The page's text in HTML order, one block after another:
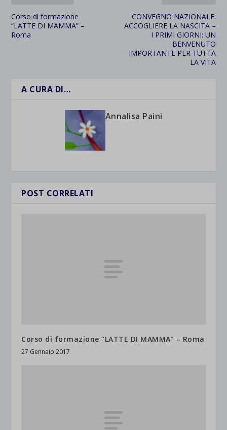
Corso di formazione
“LATTE DI MAMMA” –
Roma
CONVEGNO NAZIONALE:
ACCOGLIERE LA NASCITA –
I PRIMI GIORNI: UN
BENVENUTO
IMPORTANTE PER TUTTA
LA VITA
A CURA DI…
Annalisa Paini
POST CORRELATI
Corso di formazione “LATTE DI MAMMA” – Roma
27 Gennaio 2017